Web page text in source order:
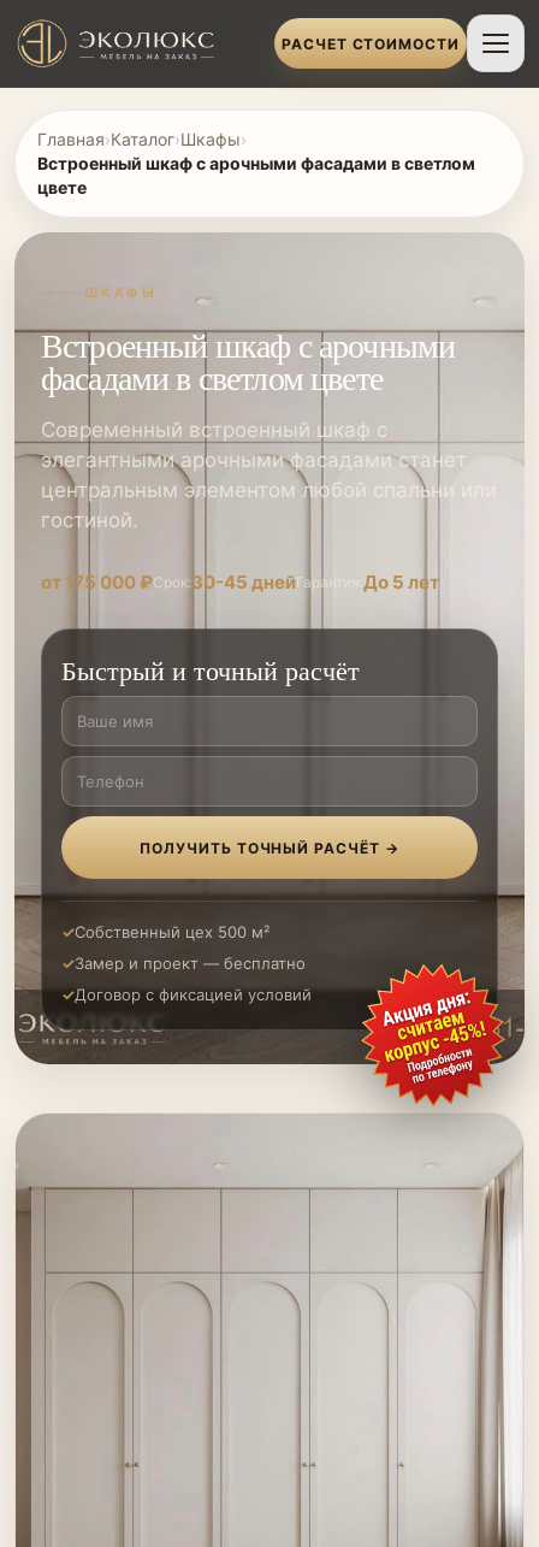
РАСЧЕТ СТОИМОСТИ
Главная›Каталог›Шкафы›
Встроенный шкаф с арочными фасадами в светлом
цвете
ШКАФЫ
Встроенный шкаф с арочными
фасадами в светлом цвете
Современный встроенный шкаф с
элегантными арочными фасадами станет
центральным элементом любой спальни или
гостиной.
от 175 000 ₽Срок:30-45 днейГарантия: До 5 лет
Быстрый и точный расчёт
ПОЛУЧИТЬ ТОЧНЫЙ РАСЧЁТ →
Собственный цех 500 м²
Замер и проект — бесплатно
Договор с фиксацией условий